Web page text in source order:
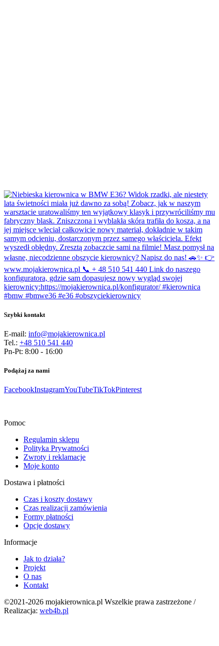
Szybki kontakt
E-mail: info@mojakierownica.pl
Tel.: +48 510 541 440
Pn-Pt: 8:00 - 16:00
Podążaj za nami
FacebookInstagramYouTubeTikTokPinterest
Pomoc
Regulamin sklepu
Polityka Prywatności
Zwroty i reklamacje
Moje konto
Dostawa i płatności
Czas i koszty dostawy
Czas realizacji zamówienia
Formy płatności
Opcje dostawy
Informacje
Jak to działa?
Projekt
O nas
Kontakt
©2021-2026 mojakierownica.pl Wszelkie prawa zastrzeżone /
Realizacja: web4b.pl